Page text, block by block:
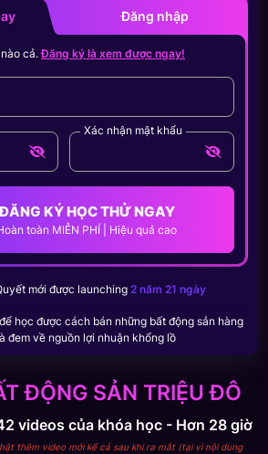
ĐỘNG SẢN TRIỆU ĐÔ
videos của khóa học - Hơn 28 giờ
thêm video mới kể cả sau khi ra mắt (tại vì nội dung
Đăng nhập
nào cả.Đăng ký là xem được ngay!
Xác nhận mật khẩu
KÝ HỌC THỬ NGAY
toàn MIỄN PHÍ | Hiệu quả cao
mới được launching 2 năm 21 ngày
học được cách bán những bất động sản hàng
đem về nguồn lợi nhuận khổng lồ